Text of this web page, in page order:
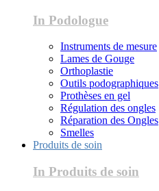
In Podologue
Instruments de mesure
Lames de Gouge
Orthoplastie
Outils podographiques
Prothèses en gel
Régulation des ongles
Réparation des Ongles
Smelles
Produits de soin
In Produits de soin